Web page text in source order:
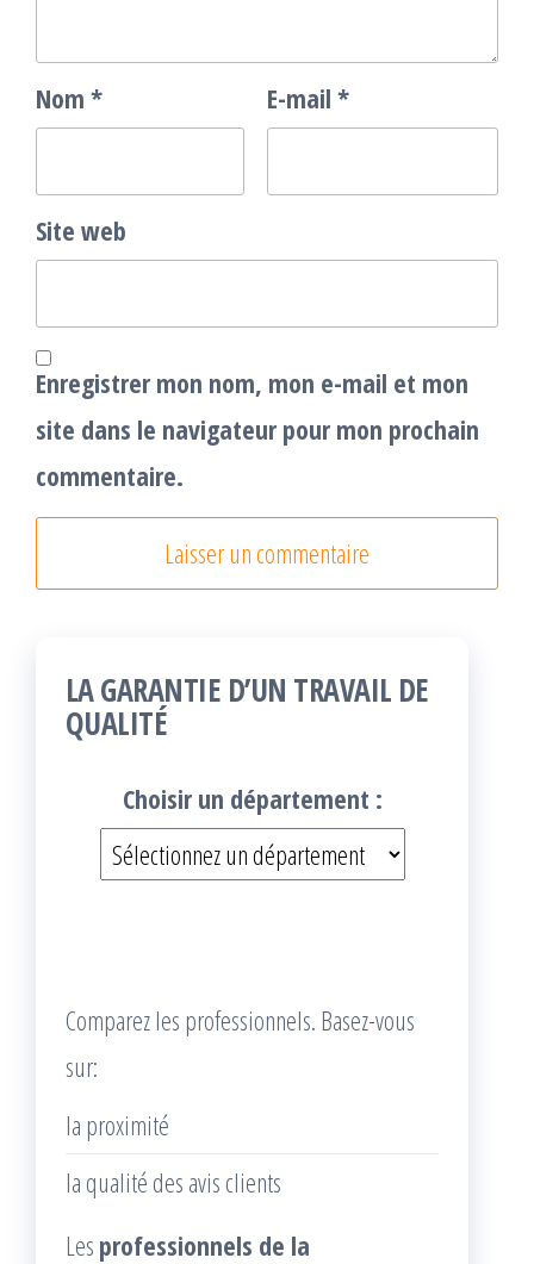
Nom * E-mail *
Site web
Enregistrer mon nom, mon e-mail et mon
site dans le navigateur pour mon prochain
commentaire.
LA GARANTIE D’UN TRAVAIL DE
QUALITÉ
Choisir un département :
Comparez les professionnels. Basez-vous
sur:
la proximité
la qualité des avis clients
Les professionnels de la